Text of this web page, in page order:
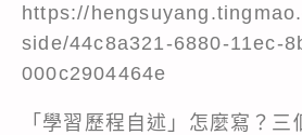
https://
side/44c8a321-6880-11ec-
000c2904464e
「學習歷程自述」怎麼寫？